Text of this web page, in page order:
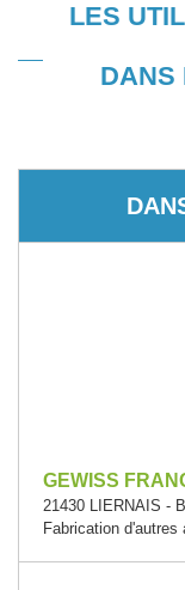
LES
DANS
GEWISS
21430 LIERNAIS -
Fabrication